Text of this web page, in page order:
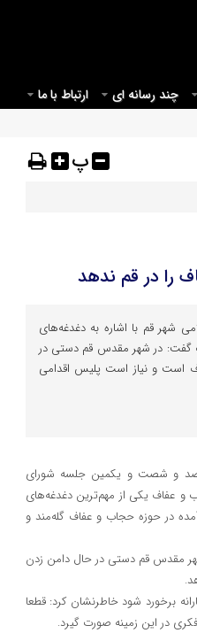
چند رسانه ای ارتباط با ما
پ
را در قم ندهد
شهر قم با اشاره به دغدغه‌های
گفت: در شهر مقدس قم دستی در
و نیاز است پلیس اقدامی
و شصت و یکمین جلسه شورای
و عفاف یکی از مهم‌ترین دغدغه‌های
در حوزه حجاب و عفاف گله‌مند و
مقدس قم دستی در حال دامن زدن
برخورد شود خاطرنشان کرد: قطعا
در این زمینه صورت گیرد.